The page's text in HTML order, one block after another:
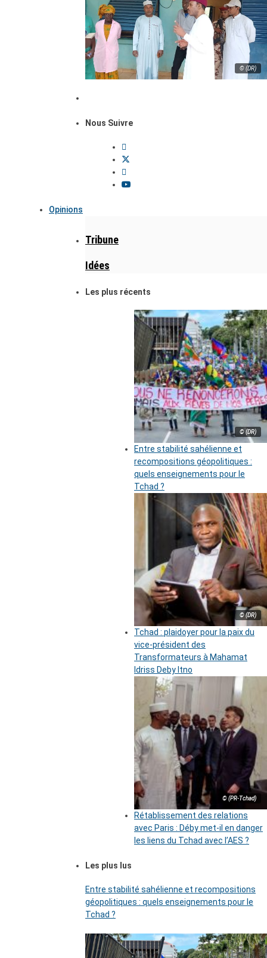
© (DR)
Nous Suivre
Opinions
Tribune
Idées
Les plus récents
© (DR)
Entre stabilité sahélienne et
recompositions géopolitiques :
quels enseignements pour le
Tchad ?
© (DR)
Tchad : plaidoyer pour la paix du
vice-président des
Transformateurs à Mahamat
Idriss Deby Itno
© (PR-Tchad)
Rétablissement des relations
avec Paris : Déby met-il en danger
les liens du Tchad avec l’AES ?
Les plus lus
Entre stabilité sahélienne et recompositions
géopolitiques : quels enseignements pour le
Tchad ?